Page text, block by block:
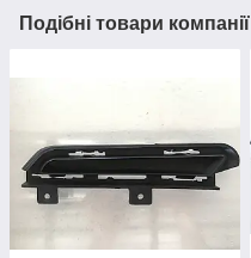
Подібні товари компанії